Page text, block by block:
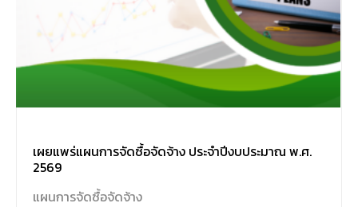
เผยแพร่แผนการจัดซื้อจัดจ้าง ประจำปีงบประมาณ พ.ศ.
2569
แผนการจัดซื้อจัดจ้าง